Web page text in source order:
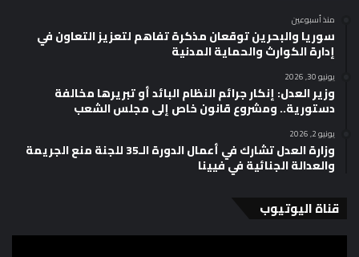
منذ أسبوعين
سوريا والبحرين توقعان مذكرة تفاهم لتعزيز التعاون في
إدارة الكوارث والحماية المدنية
يونيو 30, 2026
وزير العدل: إنكار جرائم النظام البائد أو تبريرها مخالفة
دستورية.. ومشروع قانون خاص إلى مجلس الشعب
يونيو 2, 2026
وزارة العدل تشارك في أعمال الدورة الـ35 للجنة منع الجريمة
والعدالة الجنائية في فيينا
قناة اليوتيوب